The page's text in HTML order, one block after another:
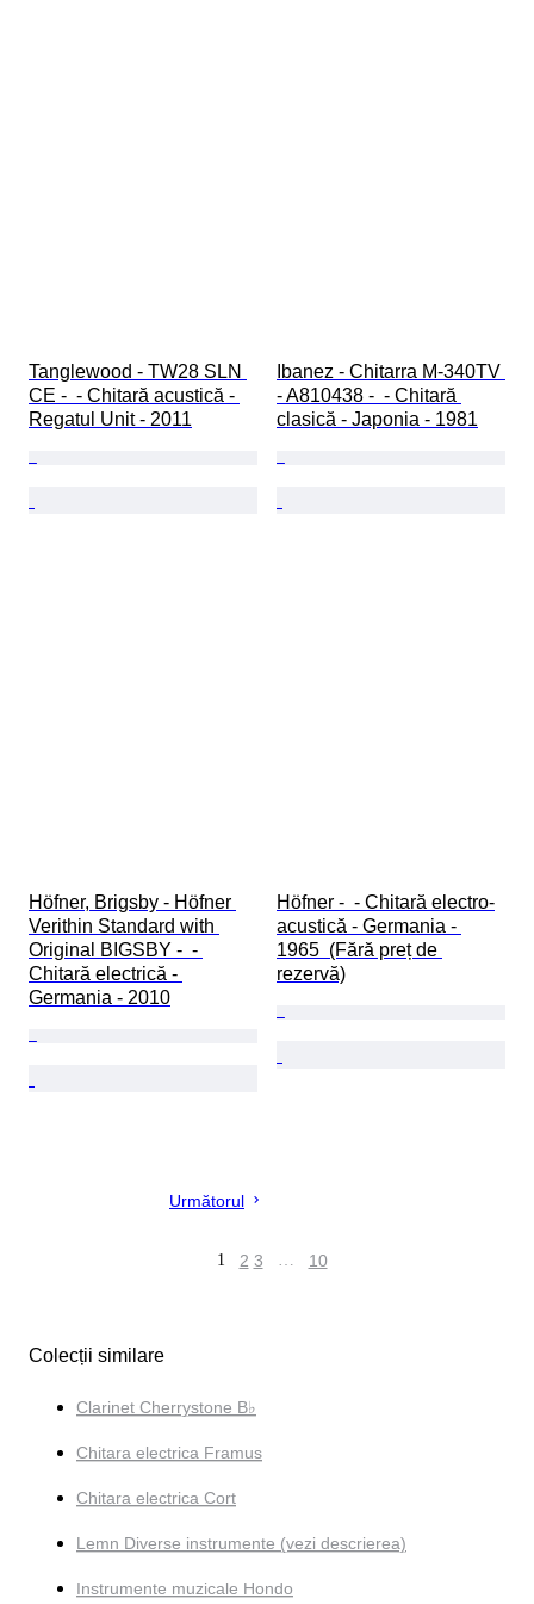
Tanglewood - TW28 SLN
CE -  - Chitară acustică -
Regatul Unit - 2011
Ibanez - Chitarra M-340TV
- A810438 -  - Chitară
clasică - Japonia - 1981
Höfner, Brigsby - Höfner
Verithin Standard with
Original BIGSBY -  -
Chitară electrică -
Germania - 2010
Höfner -  - Chitară electro-
acustică - Germania -
1965  (Fără preț de
rezervă)
Următorul
1 2 3 … 10
Colecții similare
Clarinet Cherrystone B♭
Chitara electrica Framus
Chitara electrica Cort
Lemn Diverse instrumente (vezi descrierea)
Instrumente muzicale Hondo